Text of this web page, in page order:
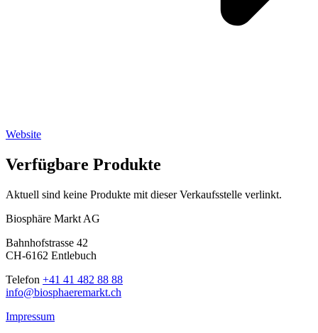
Website
Verfügbare Produkte
Aktuell sind keine Produkte mit dieser Verkaufsstelle verlinkt.
Biosphäre Markt AG
Bahnhofstrasse 42
CH-6162 Entlebuch
Telefon +41 41 482 88 88
info@biosphaeremarkt.ch
Impressum